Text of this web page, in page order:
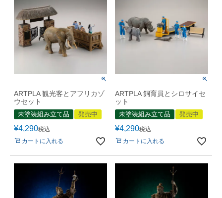
ARTPLA 観光客とアフリカゾ
ウセット
未塗装組み立て品 発売中
¥4,290税込
カートに入れる
ARTPLA 飼育員とシロサイセ
ット
未塗装組み立て品 発売中
¥4,290税込
カートに入れる